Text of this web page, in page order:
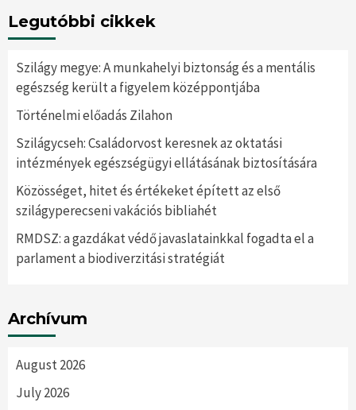
Legutóbbi cikkek
Szilágy megye: A munkahelyi biztonság és a mentális
egészség került a figyelem középpontjába
Történelmi előadás Zilahon
Szilágycseh: Családorvost keresnek az oktatási
intézmények egészségügyi ellátásának biztosítására
Közösséget, hitet és értékeket épített az első
szilágyperecseni vakációs bibliahét
RMDSZ: a gazdákat védő javaslatainkkal fogadta el a
parlament a biodiverzitási stratégiát
Archívum
August 2026
July 2026